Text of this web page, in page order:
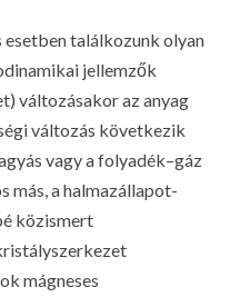
esetben találkozunk olyan
jellemzők
változásakor az anyag
változás következik
vagy a folyadék–gáz
más, a halmazállapot-
közismert
mágneses